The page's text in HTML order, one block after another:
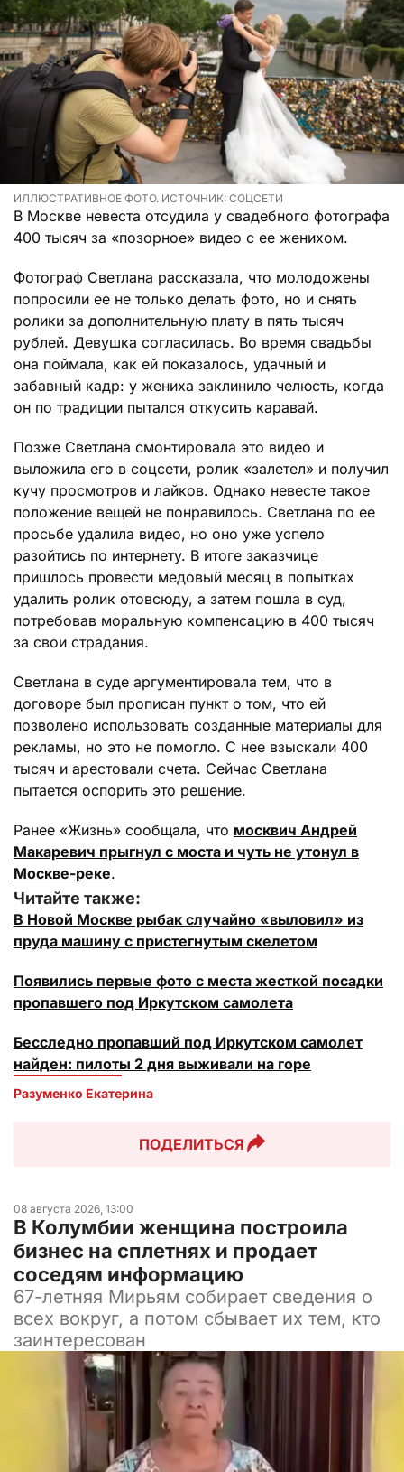
ИЛЛЮСТРАТИВНОЕ ФОТО. ИСТОЧНИК: СОЦСЕТИ
В Москве невеста отсудила у свадебного фотографа
400 тысяч за «позорное» видео с ее женихом.
Фотограф Светлана рассказала, что молодожены
попросили ее не только делать фото, но и снять
ролики за дополнительную плату в пять тысяч
рублей. Девушка согласилась. Во время свадьбы
она поймала, как ей показалось, удачный и
забавный кадр: у жениха заклинило челюсть, когда
он по традиции пытался откусить каравай.
Позже Светлана смонтировала это видео и
выложила его в соцсети, ролик «залетел» и получил
кучу просмотров и лайков. Однако невесте такое
положение вещей не понравилось. Светлана по ее
просьбе удалила видео, но оно уже успело
разойтись по интернету. В итоге заказчице
пришлось провести медовый месяц в попытках
удалить ролик отовсюду, а затем пошла в суд,
потребовав моральную компенсацию в 400 тысяч
за свои страдания.
Светлана в суде аргументировала тем, что в
договоре был прописан пункт о том, что ей
позволено использовать созданные материалы для
рекламы, но это не помогло. С нее взыскали 400
тысяч и арестовали счета. Сейчас Светлана
пытается оспорить это решение.
Ранее «Жизнь» сообщала, что москвич Андрей
Макаревич прыгнул с моста и чуть не утонул в
Москве-реке.
Читайте также:
В Новой Москве рыбак случайно «выловил» из
пруда машину с пристегнутым скелетом
Появились первые фото с места жесткой посадки
пропавшего под Иркутском самолета
Бесследно пропавший под Иркутском самолет
найден: пилоты 2 дня выживали на горе
Разуменко Екатерина
ПОДЕЛИТЬСЯ
08 августа 2026, 13:00
В Колумбии женщина построила
бизнес на сплетнях и продает
соседям информацию
67-летняя Мирьям собирает сведения о
всех вокруг, а потом сбывает их тем, кто
заинтересован